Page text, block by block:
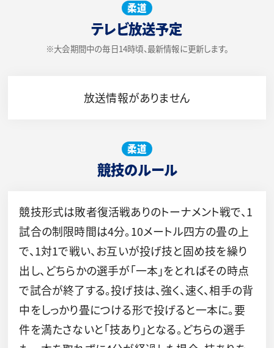
柔道
テレビ放送予定
※大会期間中の毎日14時頃、最新情報に更新します。
放送情報がありません
柔道
競技のルール
競技形式は敗者復活戦ありのトーナメント戦で、1
試合の制限時間は4分。10メートル四方の畳の上
で、1対1で戦い、お互いが投げ技と固め技を繰り
出し、どちらかの選手が「一本」をとればその時点
で試合が終了する。投げ技は、強く、速く、相手の背
中をしっかり畳につける形で投げると一本に。要
件を満たさないと「技あり」となる。どちらの選手